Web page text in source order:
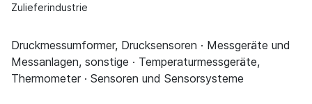
Zulieferindustrie
Druckmessumformer, Drucksensoren · Messgeräte und
Messanlagen, sonstige · Temperaturmessgeräte,
Thermometer · Sensoren und Sensorsysteme